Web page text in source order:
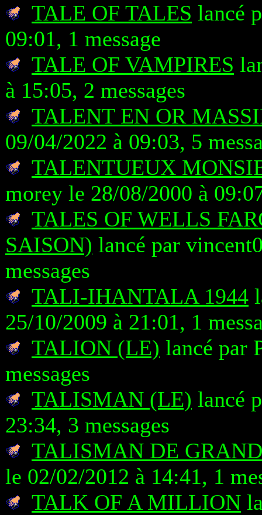
TALE OF TALES lancé
09:01, 1 message
TALE OF VAMPIRES
à 15:05, 2 messages
TALENT EN OR
09/04/2022 à 09:03, 5
TALENTUEUX
morey le 28/08/2000 à
TALES OF WELLS
SAISON) lancé par
messages
TALI-IHANTALA 1944
25/10/2009 à 21:01, 1
TALION (LE) lancé par
messages
TALISMAN (LE) lancé
23:34, 3 messages
TALISMAN DE
le 02/02/2012 à 14:41, 1
TALK OF A MILLION